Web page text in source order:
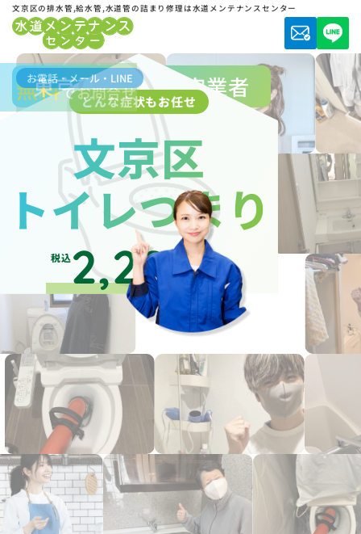
文京区の排水管,給水管,水道管の詰まり修理は水道メンテナンスセンター
東京都水道局指定業者
どんな症状もお任せ
文京区
トイレつまり
税込2,200円～
お電話・メール・LINE
無料でお問合せ